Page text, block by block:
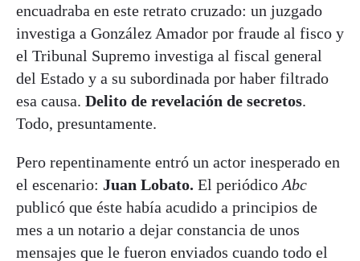
encuadraba en este retrato cruzado: un juzgado
investiga a González Amador por fraude al fisco y
el Tribunal Supremo investiga al fiscal general
del Estado y a su subordinada por haber filtrado
esa causa. Delito de revelación de secretos.
Todo, presuntamente.
Pero repentinamente entró un actor inesperado en
el escenario: Juan Lobato. El periódico Abc
publicó que éste había acudido a principios de
mes a un notario a dejar constancia de unos
mensajes que le fueron enviados cuando todo el